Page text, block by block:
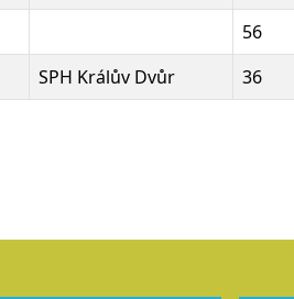
56
SPH Králův Dvůr 36